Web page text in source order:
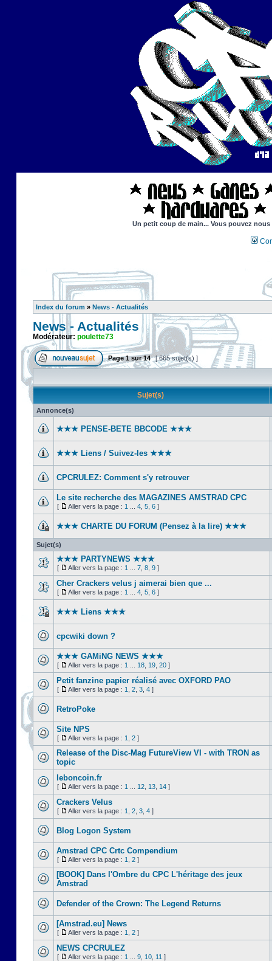
Un petit coup de main... Vous pouvez
Index du forum » News - Actualités
News - Actualités
Modérateur: poulette73
Page1sur14 [ 665 sujet(s) ]
Sujet(s)
Annonce(s)
★★★ PENSE-BETE BBCODE ★★★
★★★ Liens / Suivez-les ★★★
CPCRULEZ: Comment s'y retrouver‎
Le site recherche des MAGAZINES AMSTRAD CPC
[ Aller vers la page : 1 4 5 6 ]
★★★ CHARTE DU FORUM (Pensez à la lire) ★★★
Sujet(s)
★★★ PARTYNEWS ★★★
[ Aller vers la page : 1 7 8 9 ]
Cher Crackers velus j aimerai bien que ...
[ Aller vers la page : 1 4 5 6 ]
★★★ Liens ★★★
cpcwiki down ?
★★★ GAMiNG NEWS ★★★
[ Aller vers la page : 1 18 19 20 ]
Petit fanzine papier réalisé avec OXFORD PAO
[ Aller vers la page : 1 2 3 4 ]
RetroPoke
Site NPS
[ Aller vers la page : 1 2 ]
Release of the Disc-Mag FutureView VI - with TRON as
topic
leboncoin.fr
[ Aller vers la page : 1 12 13 14 ]
Crackers Velus
[ Aller vers la page : 1 2 3 4 ]
Blog Logon System
Amstrad CPC Crtc Compendium
[ Aller vers la page : 1 2 ]
[BOOK] Dans l'Ombre du CPC L'héritage des jeux
Amstrad
Defender of the Crown: The Legend Returns
[Amstrad.eu] News
[ Aller vers la page : 1 2 ]
NEWS CPCRULEZ
[ Aller vers la page : 1 9 10 11 ]